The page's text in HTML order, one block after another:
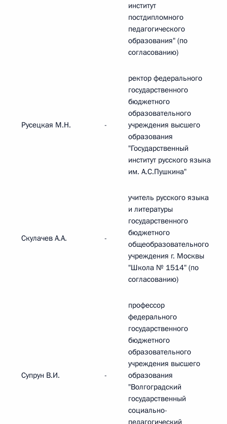
институт
постдипломного
педагогического
образования" (по
согласованию)
Русецкая М.Н. -
ректор федерального
государственного
бюджетного
образовательного
учреждения высшего
образования
"Государственный
институт русского языка
им. А.С.Пушкина"
Скулачев А.А. -
учитель русского языка
и литературы
государственного
бюджетного
общеобразовательного
учреждения г. Москвы
"Школа № 1514" (по
согласованию)
Супрун В.И. -
профессор
федерального
государственного
бюджетного
образовательного
учреждения высшего
образования
"Волгоградский
государственный
социально-
педагогический